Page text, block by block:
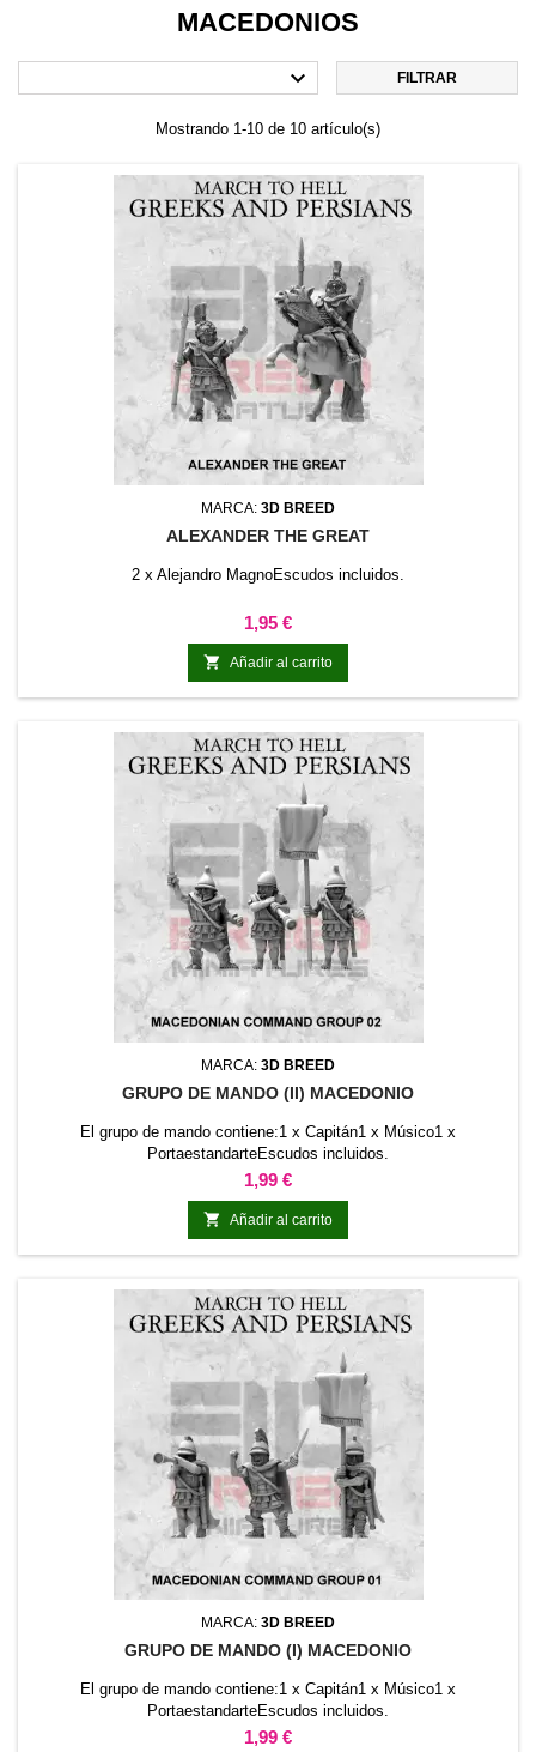
MACEDONIOS
 FILTRAR
Mostrando 1-10 de 10 artículo(s)
MARCA: 3D BREED
ALEXANDER THE GREAT
2 x Alejandro MagnoEscudos incluidos.
Precio
1,95 €
 Añadir al carrito
MARCA: 3D BREED
GRUPO DE MANDO (II) MACEDONIO
El grupo de mando contiene:1 x Capitán1 x Músico1 x
PortaestandarteEscudos incluidos.
Precio
1,99 €
 Añadir al carrito
MARCA: 3D BREED
GRUPO DE MANDO (I) MACEDONIO
El grupo de mando contiene:1 x Capitán1 x Músico1 x
PortaestandarteEscudos incluidos.
Precio
1,99 €